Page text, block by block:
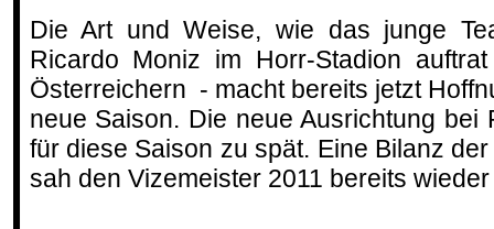
Die Art und Weise, wie das junge
Ricardo Moniz im Horr-Stadion
Österreichern - macht bereits jetzt
neue Saison. Die neue Ausrichtung bei
für diese Saison zu spät. Eine Bilanz
sah den Vizemeister 2011 bereits